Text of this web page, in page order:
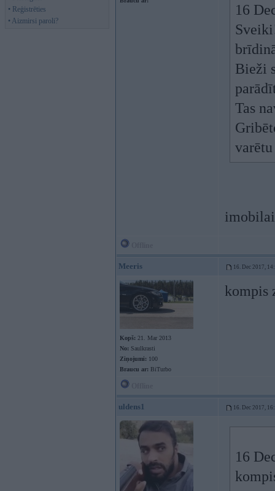
• Reģistrēties
• Aizmirsi paroli?
16
Bieži
Tas
Meeris 16. Dec 2017,
Kopš: 21. Mar 2013
No: Saulkrasti
Ziņojumi: 100
Braucu ar: BiTurbo
kompis
uldens1 16. Dec 2017,
16